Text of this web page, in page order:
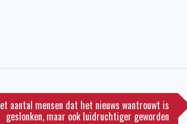
aantal mensen dat het nieuws wantrouwt is
geslonken, maar ook luidruchtiger geworden